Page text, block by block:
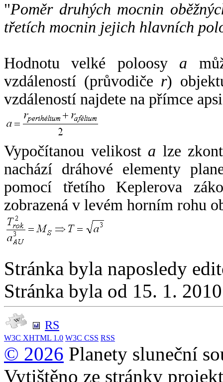
"Poměr druhých mocnin
třetích mocnin jejich hlavních
Hodnotu velké poloosy a
vzdáleností (průvodiče r)
vzdáleností najdete na přímce
Vypočítanou velikost a lze
nachází dráhové elementy
pomocí třetího Keplerova
zobrazená v levém horním rohu
Stránka byla naposledy
Stránka byla od 15. 1.
RS
W3C XHTML 1.0 W3C CSS RSS
© 2026 Planety sluneční
Vytištěno ze stránky